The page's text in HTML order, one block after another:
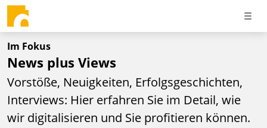
Im Fokus
News plus Views
Vorstöße, Neuigkeiten, Erfolgsgeschichten,
Interviews: Hier erfahren Sie im Detail, wie
wir digitalisieren und Sie profitieren können.